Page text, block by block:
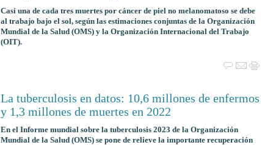
Casi una de cada tres muertes por cáncer de piel no melanomatoso se debe
al trabajo bajo el sol, según las estimaciones conjuntas de la Organización
Mundial de la Salud (OMS) y la Organización Internacional del Trabajo
(OIT).
La tuberculosis en datos: 10,6 millones de enfermos
y 1,3 millones de muertes en 2022
En el Informe mundial sobre la tuberculosis 2023 de la Organización
Mundial de la Salud (OMS) se pone de relieve la importante recuperación